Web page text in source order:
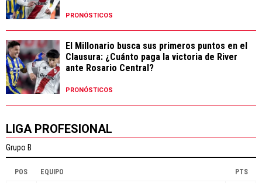
PRONÓSTICOS
El Millonario busca sus primeros puntos en el
Clausura: ¿Cuánto paga la victoria de River
ante Rosario Central?
PRONÓSTICOS
LIGA PROFESIONAL